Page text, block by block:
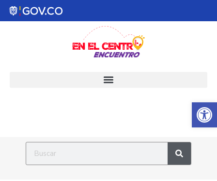
Abrir